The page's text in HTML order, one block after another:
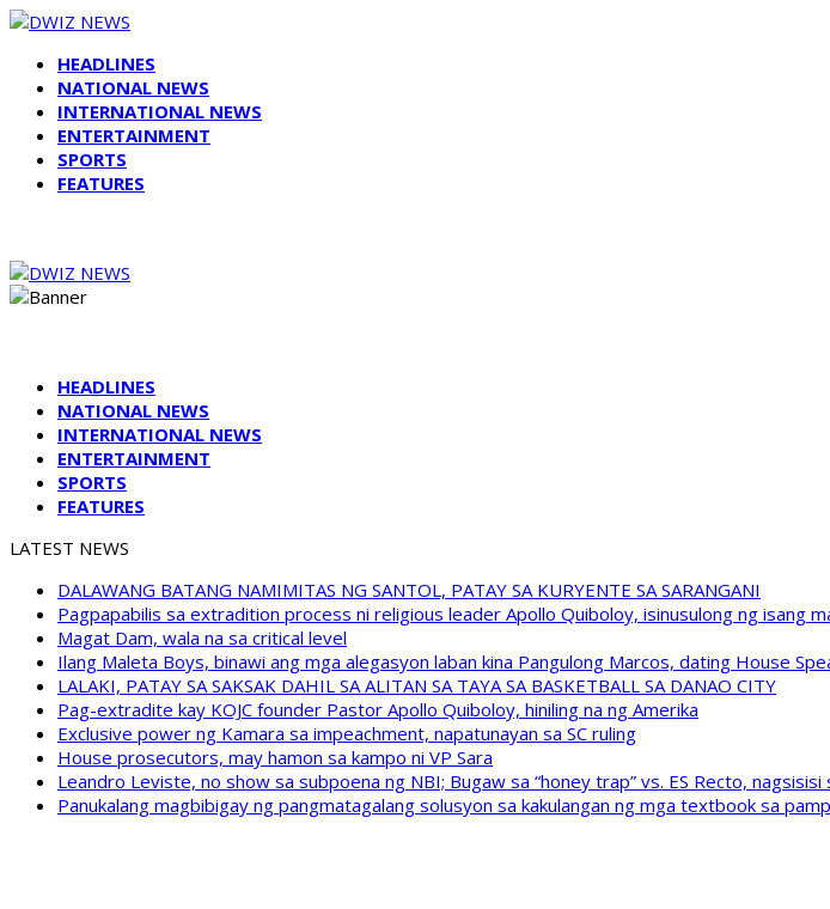
HEADLINES
NATIONAL NEWS
INTERNATIONAL NEWS
ENTERTAINMENT
SPORTS
FEATURES
HEADLINES
NATIONAL NEWS
INTERNATIONAL NEWS
ENTERTAINMENT
SPORTS
FEATURES
LATEST NEWS
DALAWANG BATANG NAMIMITAS NG SANTOL, PATAY SA KURYENTE SA SARANGANI
Pagpapabilis sa extradition process ni religious leader Apollo Quiboloy, isinusulong ng isang
Magat Dam, wala na sa critical level
Ilang Maleta Boys, binawi ang mga alegasyon laban kina Pangulong Marcos, dating House
LALAKI, PATAY SA SAKSAK DAHIL SA ALITAN SA TAYA SA BASKETBALL SA DANAO CITY
Pag-extradite kay KOJC founder Pastor Apollo Quiboloy, hiniling na ng Amerika
Exclusive power ng Kamara sa impeachment, napatunayan sa SC ruling
House prosecutors, may hamon sa kampo ni VP Sara
Leandro Leviste, no show sa subpoena ng NBI; Bugaw sa “honey trap” vs. ES Recto,
Panukalang magbibigay ng pangmatagalang solusyon sa kakulangan ng mga textbook sa